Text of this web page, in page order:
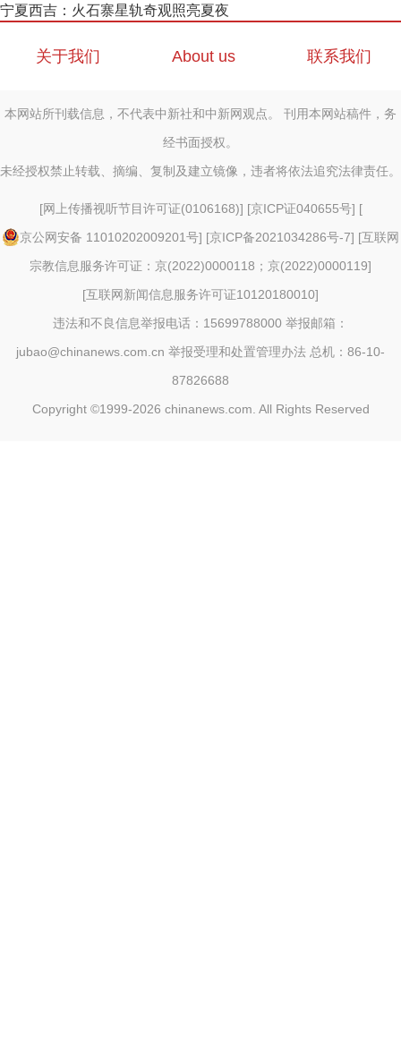
宁夏西吉：火石寨星轨奇观照亮夏夜
关于我们 About us 联系我们
本网站所刊载信息，不代表中新社和中新网观点。 刊用本网站稿件，务
经书面授权。
未经授权禁止转载、摘编、复制及建立镜像，违者将依法追究法律责任。
[网上传播视听节目许可证(0106168)] [京ICP证040655号] [
京公网安备 11010202009201号] [京ICP备2021034286号-7] [互联网
宗教信息服务许可证：京(2022)0000118；京(2022)0000119]
[互联网新闻信息服务许可证10120180010]
违法和不良信息举报电话：15699788000 举报邮箱：
jubao@chinanews.com.cn 举报受理和处置管理办法 总机：86-10-
87826688
Copyright ©1999-2026 chinanews.com. All Rights Reserved